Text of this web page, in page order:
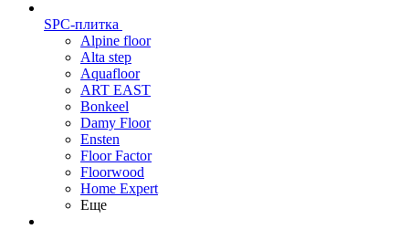
SPC-плитка
Alpine floor
Alta step
Aquafloor
ART EAST
Bonkeel
Damy Floor
Ensten
Floor Factor
Floorwood
Home Expert
Еще